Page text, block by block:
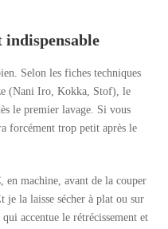
indispensable
Selon les fiches techniques
(Nani Iro, Kokka, Stof), le
le premier lavage. Si vous
forcément trop petit après le
en machine, avant de la couper
la laisse sécher à plat ou sur
accentue le rétrécissement et